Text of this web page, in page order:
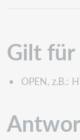
Gilt für
OPEN, z.B.: